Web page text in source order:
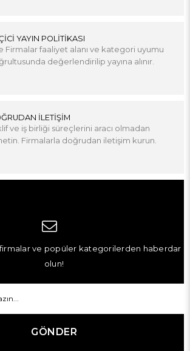
YAYIN POLİTİKASI
Firmalar faaliyet alanı ve kategori uyumu
değerlendirilip yayına alınır.
İLETİŞİM
ve iş birliği süreçlerini aracı olmadan
Firmalarla doğrudan iletişim kurun.
ve popüler kategorilerden haberdar
olun!
GÖNDER